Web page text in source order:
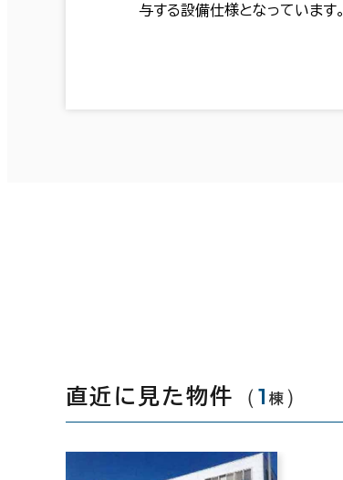
与する設備仕様となっています。
直近に見た物件 （1 棟 ）